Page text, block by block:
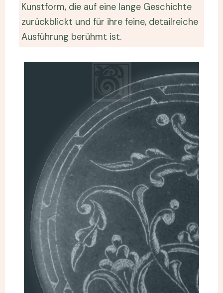
Kunstform, die auf eine lange Geschichte
zurückblickt und für ihre feine, detailreiche
Ausführung berühmt ist.